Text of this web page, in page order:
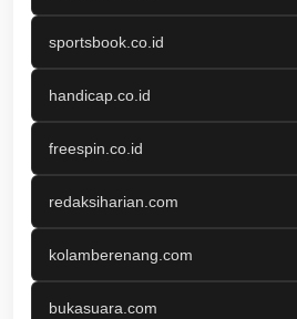
sportsbook.co.id
handicap.co.id
freespin.co.id
redaksiharian.com
kolamberenang.com
bukasuara.com